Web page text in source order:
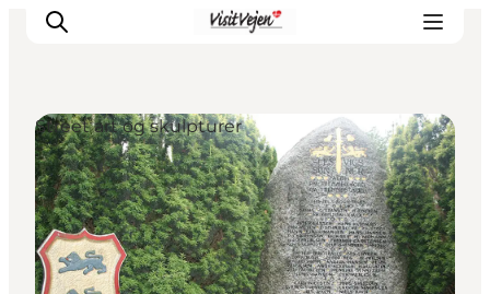
Spise
Sove
Natur
Se og oplev
Street art og skulpturer